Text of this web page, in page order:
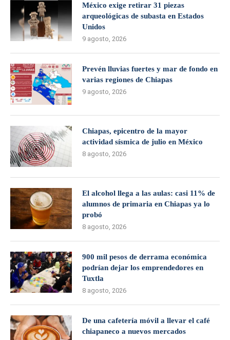
México exige retirar 31 piezas
arqueológicas de subasta en Estados
Unidos
9 agosto, 2026
Prevén lluvias fuertes y mar de fondo en
varias regiones de Chiapas
9 agosto, 2026
Chiapas, epicentro de la mayor
actividad sísmica de julio en México
8 agosto, 2026
El alcohol llega a las aulas: casi 11% de
alumnos de primaria en Chiapas ya lo
probó
8 agosto, 2026
900 mil pesos de derrama económica
podrían dejar los emprendedores en
Tuxtla
8 agosto, 2026
De una cafetería móvil a llevar el café
chiapaneco a nuevos mercados